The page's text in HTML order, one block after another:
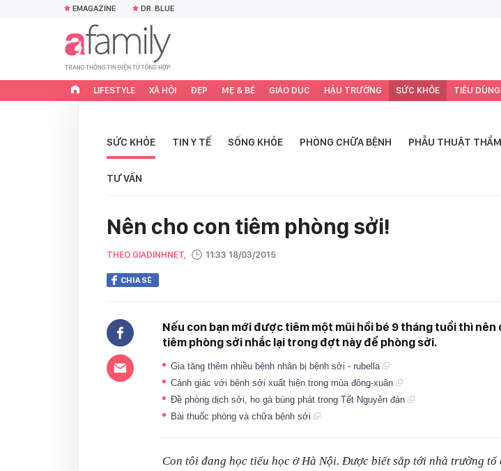
EMAGAZINE DR. BLUE
LIFESTYLE XÃ HỘI ĐẸP MẸ & BÉ GIÁO DỤC HẬU TRƯỜNG SỨC KHỎE TIÊU DÙNG
SỨC KHỎE TIN Y TẾ SỐNG KHỎE PHÒNG CHỮA BỆNH PHẪU THUẬT
TƯ VẤN
Nên cho con tiêm phòng sởi!
THEO GIADINHNET, 11:33 18/03/2015
CHIA SẺ
Nếu con bạn mới được tiêm một mũi hồi bé 9 tháng tuổi thì nên
tiêm phòng sởi nhắc lại trong đợt này để phòng sởi.
Gia tăng thêm nhiều bệnh nhân bị bệnh sởi - rubella
Cảnh giác với bệnh sởi xuất hiện trong mùa đông-xuân
Đề phòng dịch sởi, ho gà bùng phát trong Tết Nguyên đán
Bài thuốc phòng và chữa bệnh sởi
Con tôi đang học tiểu học ở Hà Nội. Được biết sắp tới nhà trường tổ